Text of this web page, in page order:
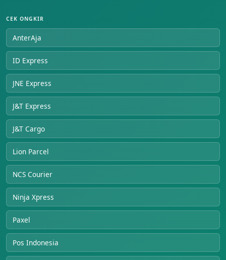
CEK ONGKIR
AnterAja
ID Express
JNE Express
J&T Express
J&T Cargo
Lion Parcel
NCS Courier
Ninja Xpress
Paxel
Pos Indonesia